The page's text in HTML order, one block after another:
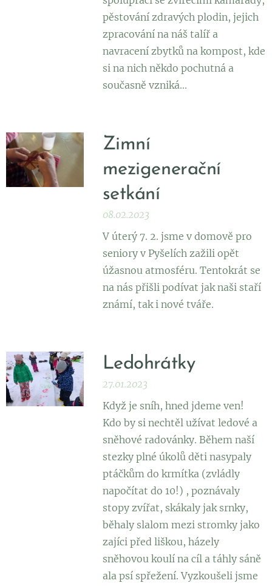
pěstování zdravých plodin, jejich
zpracování na náš talíř a
navracení zbytků na kompost, kde
si na nich někdo pochutná a
současně vzniká...
Zimní
mezigenerační
setkání
08.02.2023
V úterý 7. 2. jsme v domově pro
seniory v Pyšelích zažili opět
úžasnou atmosféru. Tentokrát se
na nás přišli podívat jak naši staří
známí, tak i nové tváře.
Ledohrátky
27.01.2023
Když je sníh, hned jdeme ven! ❄️
Kdo by si nechtěl užívat ledové a
sněhové radovánky. Během naší
stezky plné úkolů děti nasypaly
ptáčkům do krmítka (zvládly
napočítat do 10!) , poznávaly
stopy zvířat, skákaly jak srnky,
běhaly slalom mezi stromky jako
zajíci před liškou, házely
sněhovou koulí na cíl a táhly sáně
ala psí spřežení. Vyzkoušeli jsme